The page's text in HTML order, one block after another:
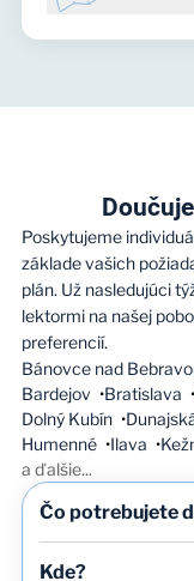
efektívnym a
vzdelávaniu.
Na škole Populo
Poskytujeme
základe vašich
plán. Už nasledujúci
lektormi na našej
preferencií.
Bánovce nad
Bardejov
Bratislava
Dolný Kubín
Humenné
Ilava
a ďalšie...